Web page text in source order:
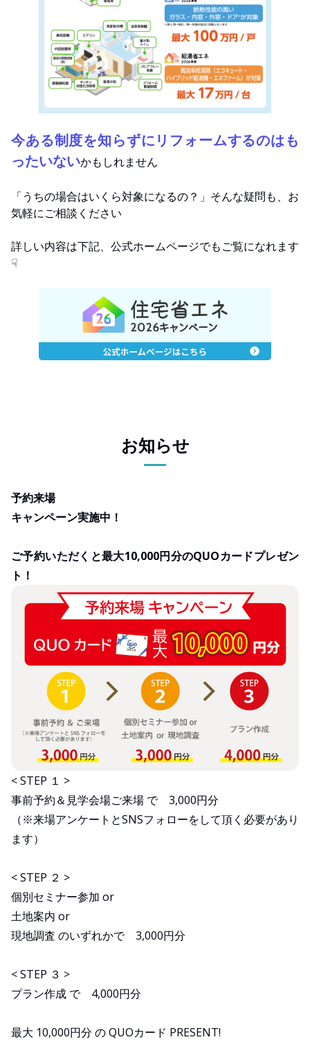
今ある制度を知らずにリフォームするのはも
ったいないかもしれません
「うちの場合はいくら対象になるの？」そんな疑問も、お
気軽にご相談ください
詳しい内容は下記、公式ホームページでもご覧になれます
☟
お知らせ
予約来場
キャンペーン実施中！
ご予約いただくと最大10,000円分のQUOカードプレゼン
ト！
< STEP １ >
事前予約＆見学会場ご来場 で 3,000円分
（※来場アンケートとSNSフォローをして頂く必要があり
ます）
< STEP ２ >
個別セミナー参加 or
土地案内 or
現地調査 のいずれかで 3,000円分
< STEP ３ >
プラン作成 で 4,000円分
最大 10,000円分 の QUOカード PRESENT!